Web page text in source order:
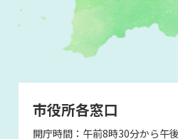
市役所各窓口
開庁時間：午前8時30分から午